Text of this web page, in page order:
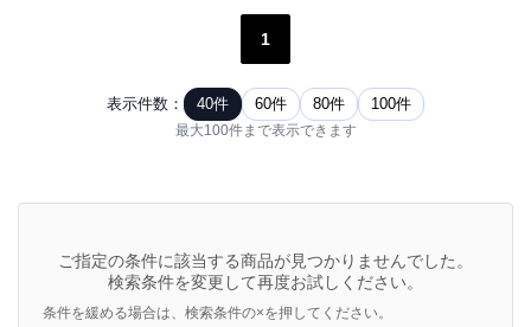
1
表示件数： 40件 60件 80件 100件
最大100件まで表示できます
ご指定の条件に該当する商品が見つかりませんでした。
検索条件を変更して再度お試しください。
条件を緩める場合は、検索条件の×を押してください。